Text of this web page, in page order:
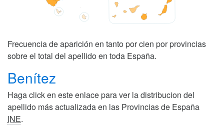
Frecuencia de aparición en tanto por cien por provincias
sobre el total del apellido en toda España.
Benítez
Haga click en este enlace para ver la distribucion del
apellido más actualizada en las Provincias de España
INE.